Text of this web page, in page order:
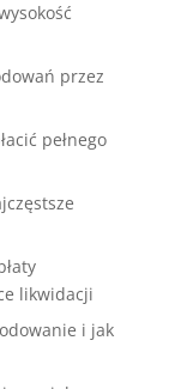
przez
pełnego
likwidacji
i jak